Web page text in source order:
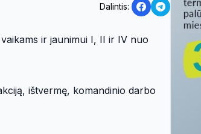
Dalintis:
ir jaunimui I, II ir IV nuo
ištvermę, komandinio darbo